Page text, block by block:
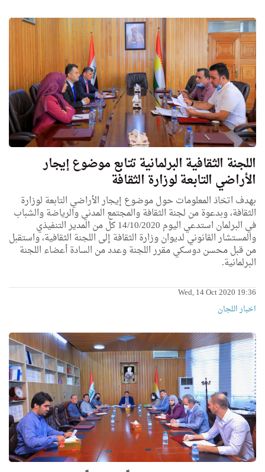
اللجنة الثقافية البرلمانية تتابع موضوع إيجار
الأراضي التابعة لوزارة الثقافة
بهدف اتخاذ المعلومات حول موضوع إيجار الأراضي التابعة لوزارة
الثقافة، وبدعوة من لجنة الثقافة والمجتمع المدني والرياضة والشباب
في البرلمان استدعي اليوم 14/10/2020 كل من المدير التنفيذي
والمستشار القانوني لديوان وزارة الثقافة إلى اللجنة الثقافية، واستقبل
من قبل محسن دوسكي مقرر اللجنة وعدد من السادة أعضاء اللجنة
البرلمانية.
Wed, 14 Oct 2020 19:36
اخبار اللجان